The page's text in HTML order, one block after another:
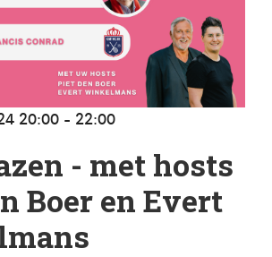
20:00 - 22:00
- met hosts
Boer en Evert